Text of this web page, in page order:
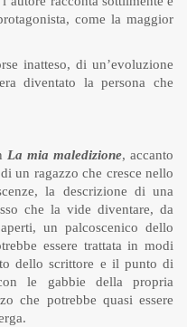
come la maggior
inatteso, di un’evoluzione
diventato la persona che
La mia maledizione, accanto
un ragazzo che cresce nello
la descrizione di una
che la vide diventare, da
un palcoscenico dello
essere trattata in modi
dello scrittore e il punto di
le gabbie della propria
che potrebbe quasi essere